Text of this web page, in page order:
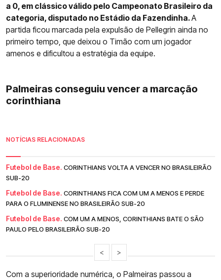
a 0, em clássico válido pelo Campeonato Brasileiro da
categoria, disputado no Estádio da Fazendinha.A
partida ficou marcada pela expulsão de Pellegrin ainda no
primeiro tempo, que deixou o Timão com um jogador
amenos e dificultou a estratégia da equipe.
Palmeiras conseguiu vencer a marcação
corinthiana
NOTÍCIAS RELACIONADAS
Futebol de Base. CORINTHIANS VOLTA A VENCER NO BRASILEIRÃO
SUB-20
Futebol de Base. CORINTHIANS FICA COM UM A MENOS E PERDE
PARA O FLUMINENSE NO BRASILEIRÃO SUB-20
Futebol de Base. COM UM A MENOS, CORINTHIANS BATE O SÃO
PAULO PELO BRASILEIRÃO SUB-20
< >
Com a superioridade numérica, o Palmeiras passou a